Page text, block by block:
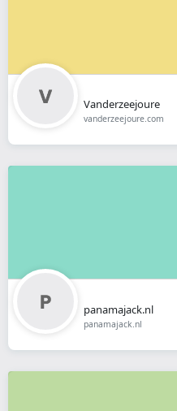
Vanderzeejoure
vanderzeejoure.com
panamajack.nl
panamajack.nl